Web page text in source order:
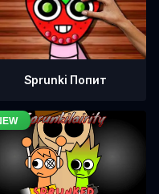
Sprunki Попит